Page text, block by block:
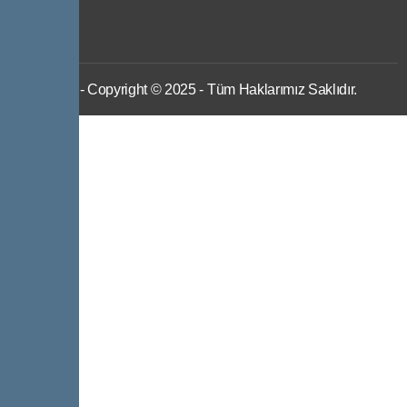
- Copyright © 2025 - Tüm Haklarımız Saklıdır.